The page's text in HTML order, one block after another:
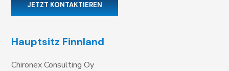
JETZT KONTAKTIEREN
Hauptsitz Finnland
Chironex Consulting Oy